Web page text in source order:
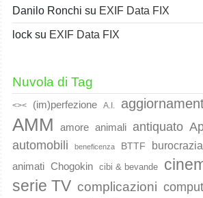
Danilo Ronchi su EXIF Data FIX
lock su EXIF Data FIX
Nuvola di Tag
<>< (im)perfezione A.I.
AMM amore animali antiquato
automobili beneficenza BTTF burocrazia
animati Chogokin cibi & bevande
serie TV complicazioni